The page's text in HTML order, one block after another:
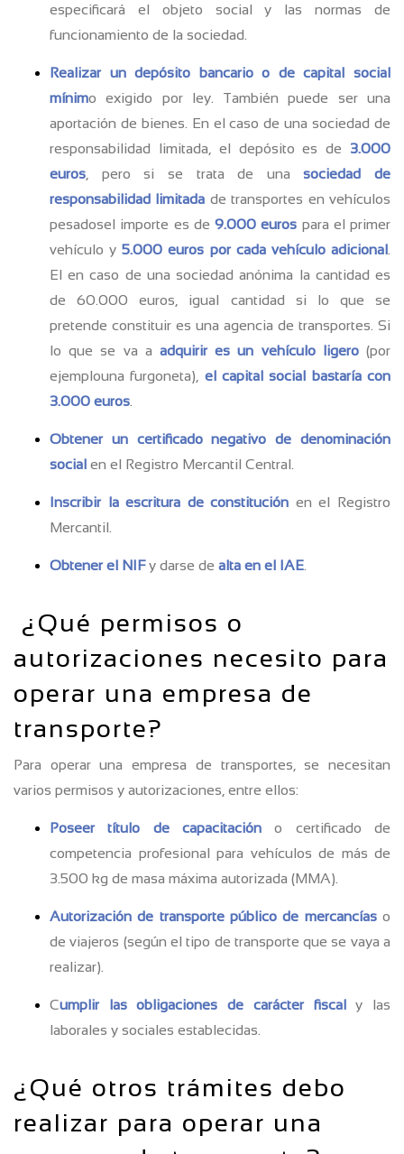
especificará el objeto social y las normas de
funcionamiento de la sociedad.
Realizar un depósito bancario o de capital social
mínimo exigido por ley. También puede ser una
aportación de bienes. En el caso de una sociedad de
responsabilidad limitada, el depósito es de 3.000
euros , pero si se trata de unasociedad de
responsabilidad limitada de transportes en vehículos
pesadosel importe es de 9.000 euros para el primer
vehículo y5.000 euros por cada vehículo adicional
El en caso de una sociedad anónima la cantidad es
de 60.000 euros, igual cantidad si lo que se
pretende constituir es una agencia de transportes. Si
lo que se va a adquirir es un vehículo ligero(por
ejemplouna furgoneta), el capital social bastaría con
3.000 euros
Obtener un certificado negativo de denominación
social en el Registro Mercantil Central.
Inscribir la escritura de constitución en el Registro
Mercantil.
Obtener el NIFy darse de alta en el IAE
¿Qué permisos o
autorizaciones necesito para
operar una empresa de
transporte?
Para operar una empresa de transportes, se necesitan
varios permisos y autorizaciones, entre ellos:
Poseer título de capacitación o certificado de
competencia profesional para vehículos de más de
3.500 kg de masa máxima autorizada (MMA).
Autorización de transporte público de mercancíaso
de viajeros (según el tipo de transporte que se vaya a
realizar).
Cumplir las obligaciones de carácter fiscaly las
laborales y sociales establecidas.
¿Qué otros trámites debo
realizar para operar una